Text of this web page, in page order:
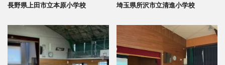
長野県上田市立本原小学校 埼玉県所沢市立清進小学校